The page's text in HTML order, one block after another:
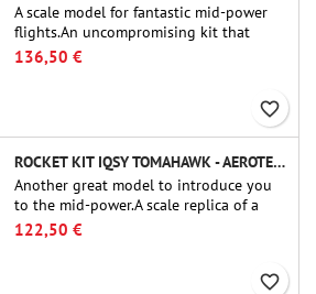
A scale model for fantastic mid-power
flights.An uncompromising kit that
allows you to build a replica of one of
the most famous sounding-rocket ever.
136,50 €
favorite_border
ROCKET KIT IQSY TOMAHAWK - AEROTECH
Another great model to introduce you
to the mid-power.A scale replica of a
famous sounding rocket, small in size
and peefect to move to higher-level kits.
122,50 €
favorite_border